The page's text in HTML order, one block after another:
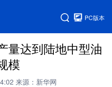
PC版本
量达到陆地中型油
模
来源：新华网